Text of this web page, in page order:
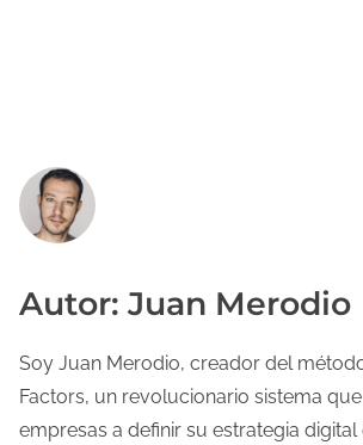
Autor: Juan Merodio
Soy Juan Merodio, creador del
Factors, un revolucionario sistema
empresas a definir su estrategia digital